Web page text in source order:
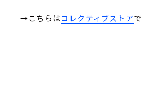
→こちらはコレクティブストア